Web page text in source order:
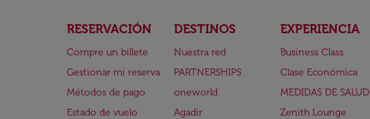
RESERVACIÓN
Compre un billete
Gestionar mi reserva
Métodos de pago
Estado de vuelo
DESTINOS
Nuestra red
PARTNERSHIPS
oneworld
Agadir
EXPERIENCIA
Business Class
Clase Económica
MEDIDAS DE SALUD
Zenith Lounge